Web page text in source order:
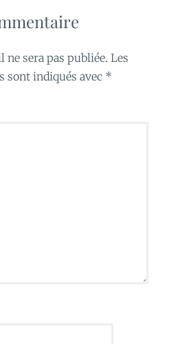
ne sera pas publiée. Les
sont indiqués avec *